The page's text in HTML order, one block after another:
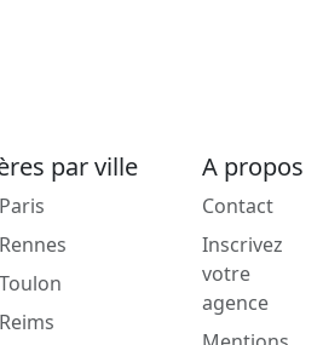
par ville
Paris
Rennes
Toulon
Reims
A propos
Contact
Inscrivez
votre
agence